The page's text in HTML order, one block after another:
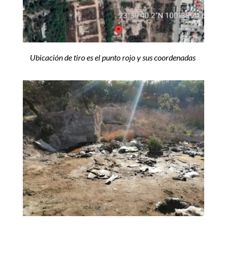
Ubicación de tiro es el punto rojo y sus coordenadas